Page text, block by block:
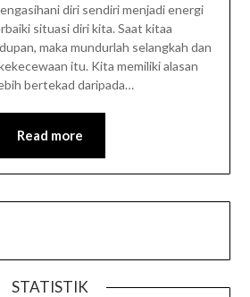
diri sendiri menjadi energi
situasi diri kita. Saat kitaa
maka mundurlah selangkah dan
itu. Kita memiliki alasan
bertekad daripada…
Read more
STATISTIK